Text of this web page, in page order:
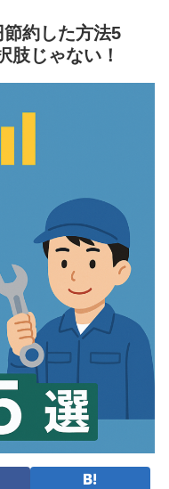
節約した方法5
肢じゃない！